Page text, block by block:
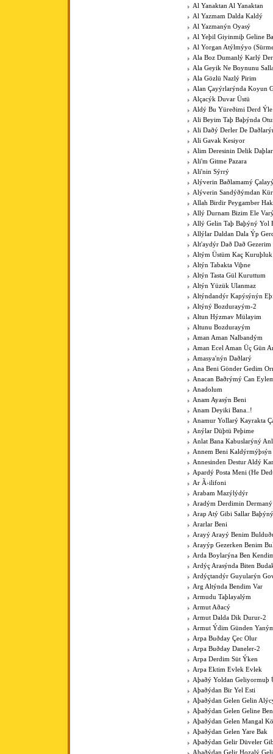
Al Yanaktan Al Yanaktan
Al Yazmam Dalda Kaldý
Al Yazmanýn Oyasý
Al Yeþil Giyinmiþ Geline
Al Yorgan Atýlmýyo
Ala Boz Dumanlý Karlý
Ala Geyik Ne Boynunu
Ala Gözlü Nazlý Pirim
Alan Çayýrlarýnda Koyun
Alçacýk Duvar Üstü
Aldý Bu Yüreðimi Derd
Ali Beyim Taþ Baþýnda
Ali Daðý Derler De
Ali Gavak Kesiyor
Alim Deresinin Delik
Ali'm Gitme Pazara
Ali'nin Sýrrý
Alýverin Baðlamamý
Alýverin Sandýðýmdan
Allah Birdir Peygamber Hak
Allý Durnam Bizim Ele
Allý Gelin Taþ Baþýný Yol
Allýlar Daldan Dala Ýp
Alt'aydýr Dað Dað Gezerim
Altým Üstüm Kaç Kuruþluk
Altýn Tabakta Viþne
Altýn Tasta Gül Kuruttum
Altýn Yüzük Ulanmaz
Altýndandýr Kapýsýnýn
Altýný Bozdurayým-2
Altun Hýzmav Mülayim
Altunu Bozdurayým
Aman Aman Nalbandým
Aman Ecel Aman Üç Gün
Amasya'nýn Daðlarý
Ana Beni Gönder Gedim
Anacan Baðrýmý Can
Anadolum
Anam Ayasýn Beni
Anam Deyiki Bana..!
Anamur Yollarý Kayrakta
Anýlar Düþtü Peþime
Anlat Bana Kabuslarýný
Annem Beni
Annesinden Destur Aldý
Apardý Posta Meni (He
Ar Ã›ilifoni
Arabam Mazýlýdýr
Aradým Derdimin
Arap Atý Gibi Sallar Baþýný
Ararlar Beni
Arayý Arayý Benim
Arayýp Gezerken Benim
Arda Boylarýna Ben
Ardýç Arasýnda Biten
Ardýçtandýr Guyularýn
Arg Altýnda Bendim Var
Armudu Taþlayalým
Armut Aðacý
Armut Dalda Dik Durur-2
Armut Ýdim Günden
Arpa Buðday Çec Olur
Arpa Buðday Daneler-2
Arpa Derdim Süt Ýken
Arpa Ektim Evlek Evlek
Aþaðý Yoldan Geliyormuþ
Aþaðýdan Bir Yel Esti
Aþaðýdan Gelen Gelin
Aþaðýdan Gelen Geline
Aþaðýdan Gelen Mangal
Aþaðýdan Gelen Yare Bak
Aþaðýdan Gelir Düveler